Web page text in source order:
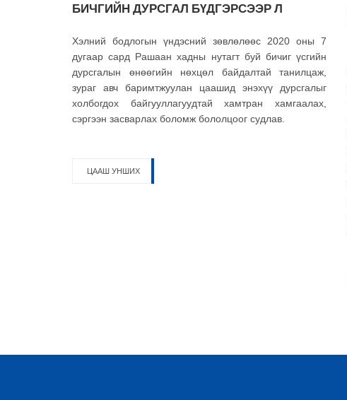
БИЧГИЙН ДУРСГАЛ БҮДГЭРСЭЭР Л
Хэлний бодлогын үндэсний зөвлөлөөс 2020 оны 7
дугаар сард Рашаан хадны нутагт буй бичиг үсгийн
дурсгалын өнөөгийн нөхцөл байдалтай танилцаж,
зураг авч баримтжуулан цаашид энэхүү дурсгалыг
холбогдох байгууллагуудтай хамтран хамгаалах,
сэргээн засварлах боломж бололцоог судлав.
ЦААШ УНШИХ